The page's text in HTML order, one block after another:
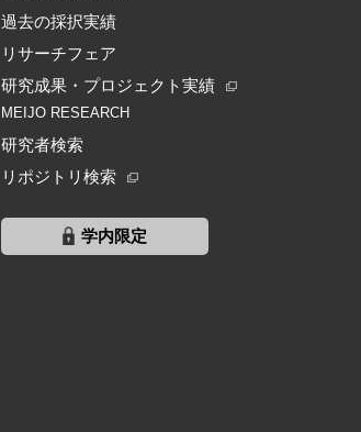
過去の採択実績
リサーチフェア
研究成果・プロジェクト実績
MEIJO RESEARCH
研究者検索
リポジトリ検索
学内限定